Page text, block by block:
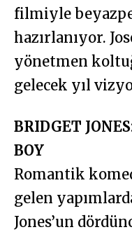
filmiyle
hazırlanıyor.
yönetmen
gelecek yıl
BRIDGET
BOY
Romantik
gelen
Jones’un